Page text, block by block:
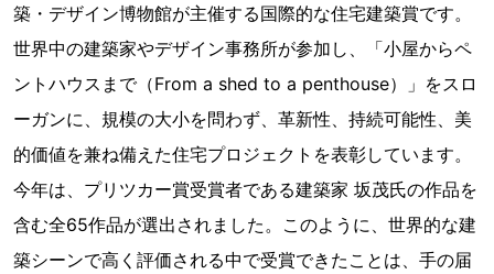
築・デザイン博物館が主催する国際的な住宅建築賞です。
世界中の建築家やデザイン事務所が参加し、「小屋からペ
ントハウスまで（From a shed to a penthouse）」をスロ
ーガンに、規模の大小を問わず、革新性、持続可能性、美
的価値を兼ね備えた住宅プロジェクトを表彰しています。
今年は、プリツカー賞受賞者である建築家 坂茂氏の作品を
含む全65作品が選出されました。このように、世界的な建
築シーンで高く評価される中で受賞できたことは、手の届